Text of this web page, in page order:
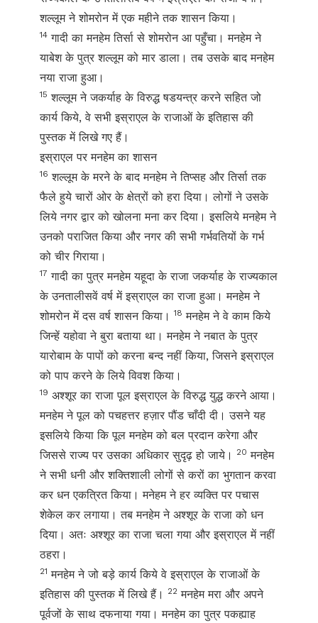
शल्लूम ने शोमरोन में एक महीने तक शासन किया।
14 गादी का मनहेम तिर्सा से शोमरोन आ पहुँचा। मनहेम ने
याबेश के पुत्र शल्लूम को मार डाला। तब उसके बाद मनहेम
नया राजा हुआ।
15 शल्लूम ने जकर्याह के विरुद्ध षडयन्त्र करने सहित जो
कार्य किये, वे सभी इस्राएल के राजाओं के इतिहास की
पुस्तक में लिखे गए हैं।
इस्राएल पर मनहेम का शासन
16 शल्लूम के मरने के बाद मनहेम ने तिप्सह और तिर्सा तक
फैले हुये चारों ओर के क्षेत्रों को हरा दिया। लोगों ने उसके
लिये नगर द्वार को खोलना मना कर दिया। इसलिये मनहेम ने
उनको पराजित किया और नगर की सभी गर्भवतियों के गर्भ
को चीर गिराया।
17 गादी का पुत्र मनहेम यहूदा के राजा जकर्याह के राज्यकाल
के उनतालीसवें वर्ष में इस्राएल का राजा हुआ। मनहेम ने
शोमरोन में दस वर्ष शासन किया।18 मनहेम ने वे काम किये
जिन्हें यहोवा ने बुरा बताया था। मनहेम ने नबात के पुत्र
यारोबाम के पापों को करना बन्द नहीं किया, जिसने इस्राएल
को पाप करने के लिये विवश किया।
19 अश्शूर का राजा पूल इस्राएल के विरुद्ध युद्ध करने आया।
मनहेम ने पूल को पचहत्तर हज़ार पौंड चाँदी दी। उसने यह
इसलिये किया कि पूल मनहेम को बल प्रदान करेगा और
जिससे राज्य पर उसका अधिकार सुदृढ़ हो जाये।
20 मनहेम
ने सभी धनी और शक्तिशाली लोगों से करों का भुगतान करवा
कर धन एकत्रित किया। मनेहम ने हर व्यक्ति पर पचास
शेकेल कर लगाया। तब मनहेम ने अश्शूर के राजा को धन
दिया। अतः अश्शूर का राजा चला गया और इस्राएल में नहीं
ठहरा।
21 मनहेम ने जो बड़े कार्य किये वे इस्राएल के राजाओं के
इतिहास की पुस्तक में लिखे हैं।
22 मनहेम मरा और अपने
पूर्वजों के साथ दफनाया गया। मनहेम का पुत्र पकह्याह